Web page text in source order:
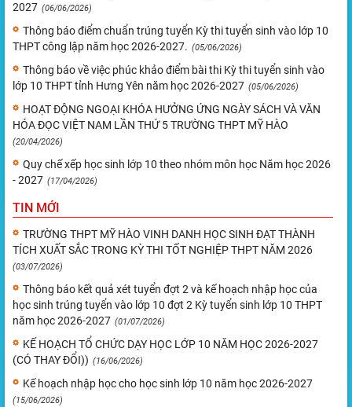
2027 (06/06/2026)
Thông báo điểm chuẩn trúng tuyển Kỳ thi tuyển sinh vào lớp 10
THPT công lập năm học 2026-2027. (05/06/2026)
Thông báo về việc phúc khảo điểm bài thi Kỳ thi tuyển sinh vào
lớp 10 THPT tỉnh Hưng Yên năm học 2026-2027 (05/06/2026)
HOẠT ĐỘNG NGOẠI KHÓA HƯỞNG ỨNG NGÀY SÁCH VÀ VĂN
HÓA ĐỌC VIỆT NAM LẦN THỨ 5 TRƯỜNG THPT MỸ HÀO
(20/04/2026)
Quy chế xếp học sinh lớp 10 theo nhóm môn học Năm học 2026
- 2027 (17/04/2026)
TIN MỚI
TRƯỜNG THPT MỸ HÀO VINH DANH HỌC SINH ĐẠT THÀNH
TÍCH XUẤT SẮC TRONG KỲ THI TỐT NGHIỆP THPT NĂM 2026
(03/07/2026)
Thông báo kết quả xét tuyển đợt 2 và kế hoạch nhập học của
học sinh trúng tuyển vào lớp 10 đợt 2 Kỳ tuyển sinh lớp 10 THPT
năm học 2026-2027 (01/07/2026)
KẾ HOẠCH TỔ CHỨC DẠY HỌC LỚP 10 NĂM HỌC 2026-2027
(CÓ THAY ĐỔI)) (16/06/2026)
Kế hoạch nhập học cho học sinh lớp 10 năm học 2026-2027
(15/06/2026)